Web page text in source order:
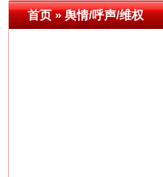
首页»舆情/呼声/维权